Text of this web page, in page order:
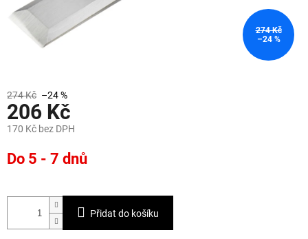
274 Kč
–24 %
274 Kč –24 %
206 Kč
170 Kč bez DPH
cena:
Do 5 - 7 dnů
Přidat do košíku